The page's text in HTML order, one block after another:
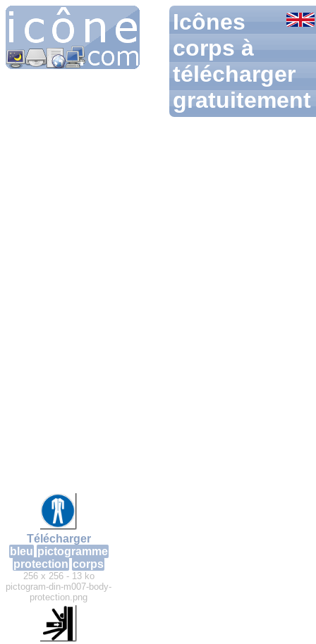
Icônes
corps à
télécharger
gratuitement
Télécharger
bleu pictogramme
protection corps
256 x 256 - 13 ko
pictogram-din-m007-body-
protection.png